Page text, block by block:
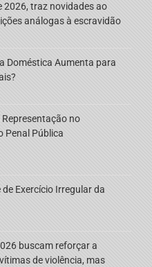
2026, traz novidades ao
análogas à escravidão
Doméstica Aumenta para
no
Penal Pública
Exercício Irregular da
buscam reforçar a
de violência, mas